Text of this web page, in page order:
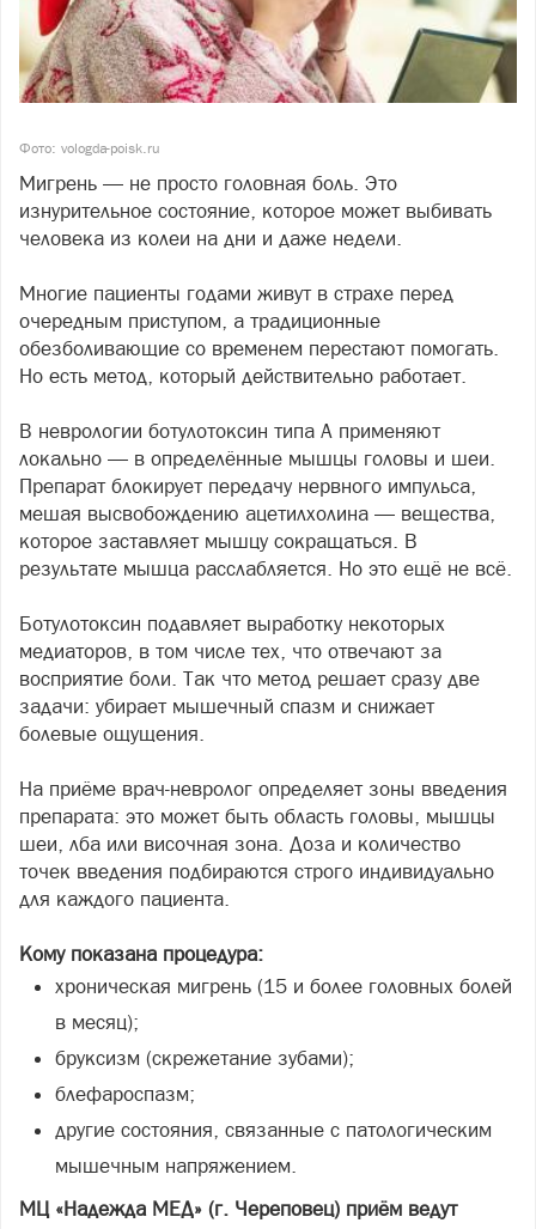
Фото: vologda-poisk.ru
Мигрень — не просто головная боль. Это
изнурительное состояние, которое может выбивать
человека из колеи на дни и даже недели.
Многие пациенты годами живут в страхе перед
очередным приступом, а традиционные
обезболивающие со временем перестают помогать.
Но есть метод, который действительно работает.
В неврологии ботулотоксин типа А применяют
локально — в определённые мышцы головы и шеи.
Препарат блокирует передачу нервного импульса,
мешая высвобождению ацетилхолина — вещества,
которое заставляет мышцу сокращаться. В
результате мышца расслабляется. Но это ещё не всё.
Ботулотоксин подавляет выработку некоторых
медиаторов, в том числе тех, что отвечают за
восприятие боли. Так что метод решает сразу две
задачи: убирает мышечный спазм и снижает
болевые ощущения.
На приёме врач-невролог определяет зоны введения
препарата: это может быть область головы, мышцы
шеи, лба или височная зона. Доза и количество
точек введения подбираются строго индивидуально
для каждого пациента.
Кому показана процедура:
хроническая мигрень (15 и более головных болей
в месяц);
бруксизм (скрежетание зубами);
блефароспазм;
другие состояния, связанные с патологическим
мышечным напряжением.
МЦ «Надежда МЕД» (г. Череповец) приём ведут